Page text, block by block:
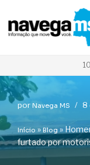
Pular
para
por Navega MS 8
Início » Blog »
furtado por